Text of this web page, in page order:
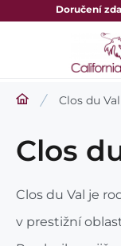
Doručení
Clos du Val
Clos
Clos du Val je
v prestižní